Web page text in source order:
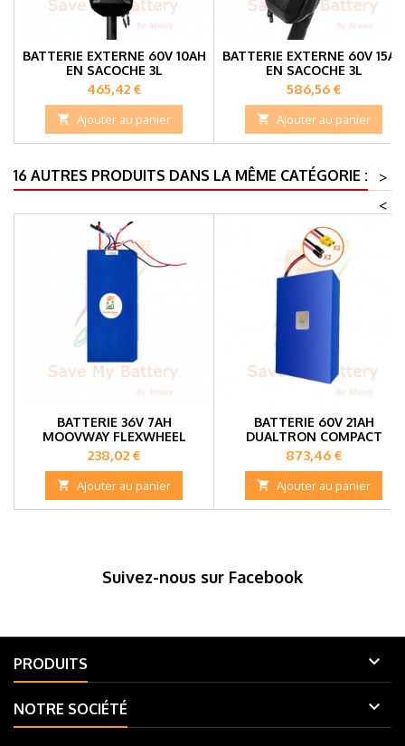
BATTERIE EXTERNE 60V 10AH
EN SACOCHE 3L
Prix
465,42 €
 Ajouter au panier
BATTERIE EXTERNE 60V 15AH
EN SACOCHE 3L
Prix
586,56 €
 Ajouter au panier
16 AUTRES PRODUITS DANS LA MÊME CATÉGORIE :
>
<
BATTERIE 36V 7AH
MOOVWAY FLEXWHEEL
Prix
238,02 €
 Ajouter au panier
BATTERIE 60V 21AH
DUALTRON COMPACT
Prix
873,46 €
 Ajouter au panier
Suivez-nous sur Facebook
PRODUITS 
NOTRE SOCIÉTÉ 